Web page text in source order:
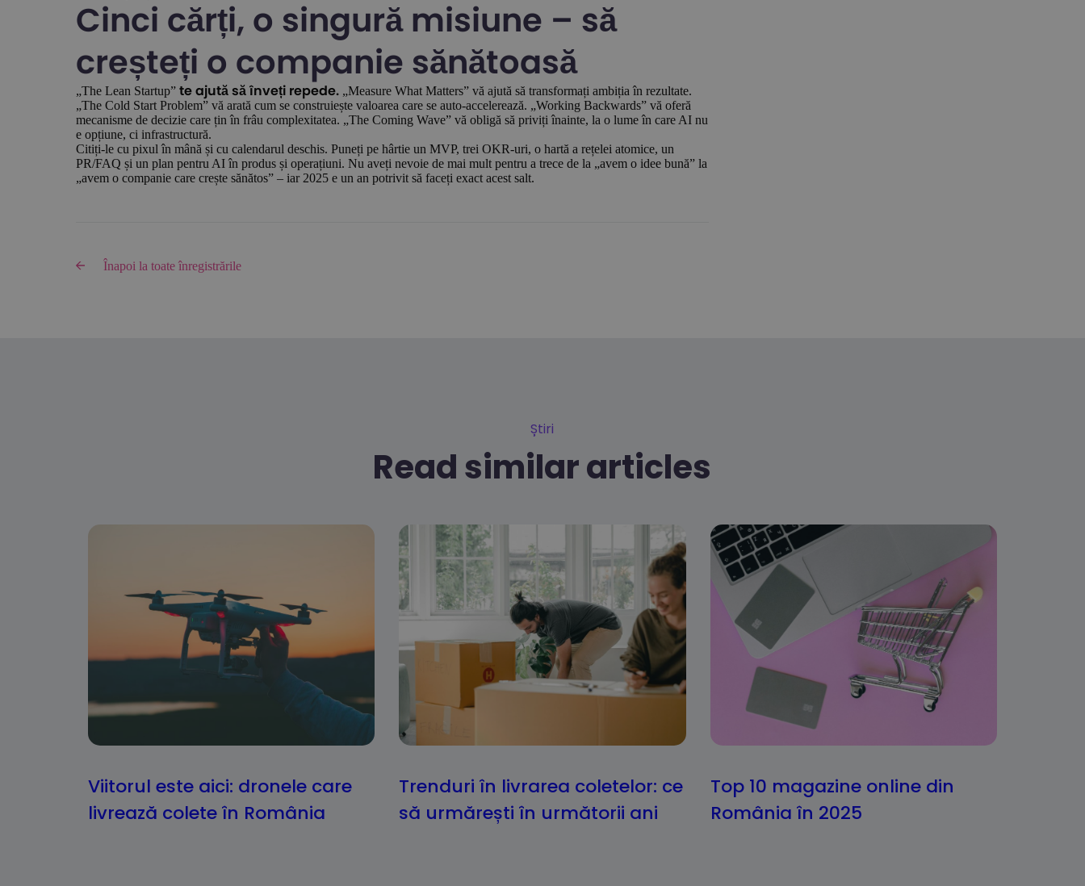
Cinci cărți, o singură misiune – să
creșteți o companie sănătoasă
„The Lean Startup”te ajută să înveți repede. „Measure What Matters” vă ajută să transformați ambiția în rezultate.
„The Cold Start Problem” vă arată cum se construiește valoarea care se auto-accelerează. „Working Backwards” vă oferă
mecanisme de decizie care țin în frâu complexitatea. „The Coming Wave” vă obligă să priviți înainte, la o lume în care AI nu
e opțiune, ci infrastructură.
Citiți-le cu pixul în mână și cu calendarul deschis. Puneți pe hârtie un MVP, trei OKR-uri, o hartă a rețelei atomice, un
PR/FAQ și un plan pentru AI în produs și operațiuni. Nu aveți nevoie de mai mult pentru a trece de la „avem o idee bună” la
„avem o companie care crește sănătos” – iar 2025 e un an potrivit să faceți exact acest salt.
Înapoi la toate înregistrările
Știri
Read similar articles
Viitorul este aici: dronele care
livrează colete în România
Trenduri în livrarea coletelor: ce
să urmărești în următorii ani
Top 10 magazine online din
România în 2025